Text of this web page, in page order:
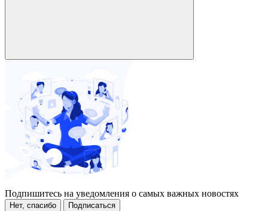
Подпишитесь на уведомления о самых важных новостях
Нет, спасибо Подписаться